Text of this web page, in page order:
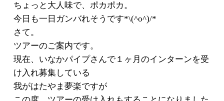
ちょっと大人味で、ポカポカ。
今日も一日ガンバれそうです*\(^o^)/*
さて。
ツアーのご案内です。
現在、いなかパイプさんで１ヶ月のインターンを受
け入れ募集している
我がはたやま夢楽ですが